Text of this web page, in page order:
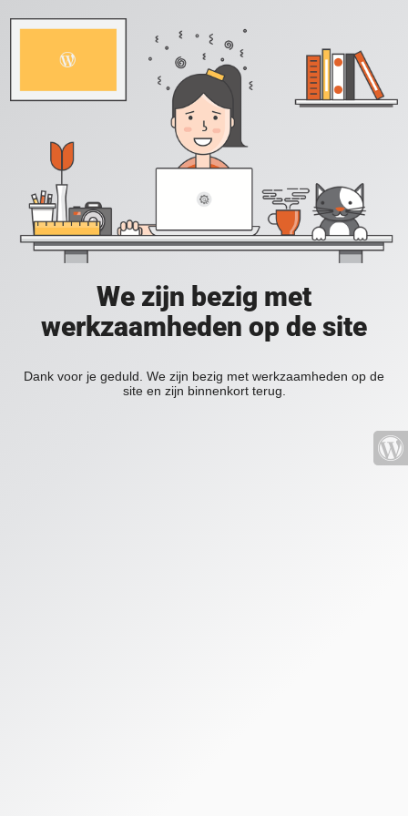
We zijn bezig met
werkzaamheden op de site
Dank voor je geduld. We zijn bezig met werkzaamheden op de
site en zijn binnenkort terug.